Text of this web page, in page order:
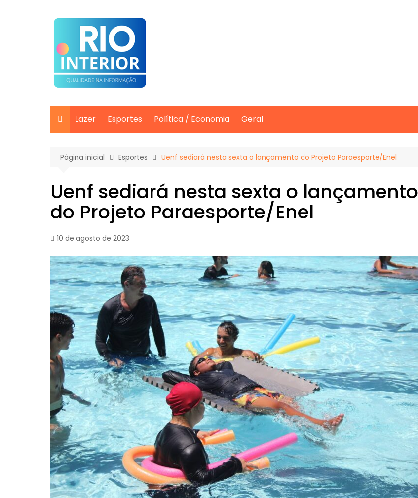
Lazer Esportes Política / Economia Geral
Página inicial Esportes Uenf sediará nesta sexta o lançamento do Projeto Paraesporte/Enel
Uenf sediará nesta sexta o lançamento
do Projeto Paraesporte/Enel
10 de agosto de 2023